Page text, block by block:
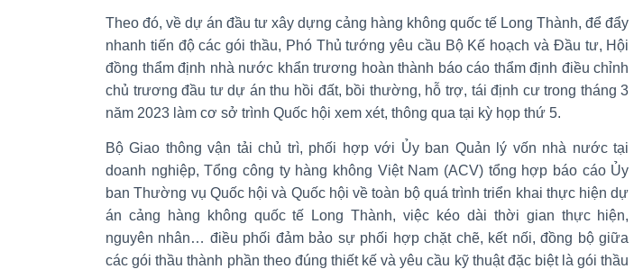
Theo đó, về dự án đầu tư xây dựng cảng hàng không quốc tế Long Thành, để đẩy
nhanh tiến độ các gói thầu, Phó Thủ tướng yêu cầu Bộ Kế hoạch và Đầu tư, Hội
đồng thẩm định nhà nước khẩn trương hoàn thành báo cáo thẩm định điều chỉnh
chủ trương đầu tư dự án thu hồi đất, bồi thường, hỗ trợ, tái định cư trong tháng 3
năm 2023 làm cơ sở trình Quốc hội xem xét, thông qua tại kỳ họp thứ 5.
Bộ Giao thông vận tải chủ trì, phối hợp với Ủy ban Quản lý vốn nhà nước tại
doanh nghiệp, Tổng công ty hàng không Việt Nam (ACV) tổng hợp báo cáo Ủy
ban Thường vụ Quốc hội và Quốc hội về toàn bộ quá trình triển khai thực hiện dự
án cảng hàng không quốc tế Long Thành, việc kéo dài thời gian thực hiện,
nguyên nhân… điều phối đảm bảo sự phối hợp chặt chẽ, kết nối, đồng bộ giữa
các gói thầu thành phần theo đúng thiết kế và yêu cầu kỹ thuật đặc biệt là gói thầu